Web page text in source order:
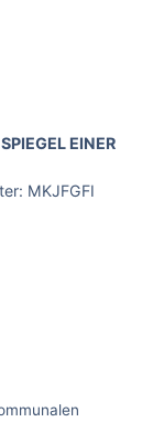
EINER
MKJFGFI